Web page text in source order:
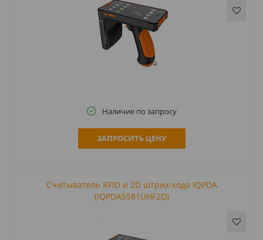
Наличие по запросу
ЗАПРОСИТЬ ЦЕНУ
Считыватель RFID и 2D штрих-кода IQPDA
(IQPDA5581UHF2D)